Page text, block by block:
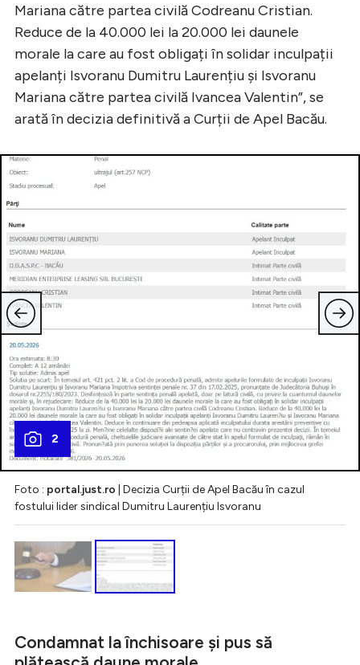
Mariana către partea civilă Codreanu Cristian.
Reduce de la 40.000 lei la 20.000 lei daunele
morale la care au fost obligați în solidar inculpații
apelanți Isvoranu Dumitru Laurențiu şi Isvoranu
Mariana către partea civilă Ivancea Valentin”, se
arată în decizia definitivă a Curții de Apel Bacău.
2
Foto : portal.just.ro | Decizia Curții de Apel Bacău în cazul
fostului lider sindical Dumitru Laurențiu Isvoranu
Condamnat la închisoare și pus să